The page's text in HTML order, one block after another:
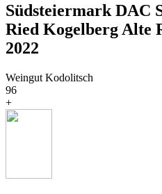
Südsteiermark DAC
Ried Kogelberg Alte
2022
Weingut Kodolitsch
96
+